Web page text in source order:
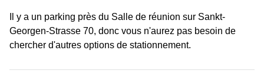
Il y a un parking près du Salle de réunion sur Sankt-
Georgen-Strasse 70, donc vous n'aurez pas besoin de
chercher d'autres options de stationnement.